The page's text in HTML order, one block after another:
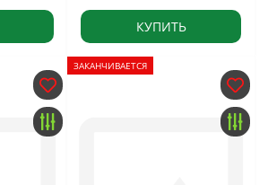
КУПИТЬ
ЗАКАНЧИВАЕТСЯ